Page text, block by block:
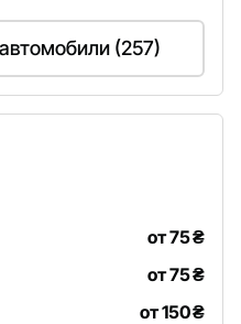
(257)
от 75₴
от 75₴
от 150₴